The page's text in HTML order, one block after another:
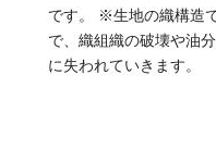
です。 ※生地の織構造
で、織組織の破壊や油
に失われていきます。